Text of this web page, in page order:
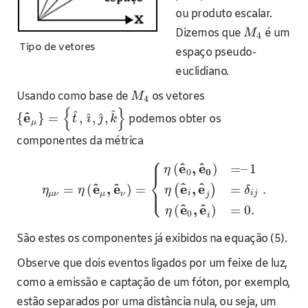
Tipo de vetores
ou produto escalar.
Dizemos que M4 é um
espaço pseudo-
euclidiano.
Usando como base de M4 os vetores
{e
^μ } = { t
^, ı
^, ȷ
^, k
^} podemos obter os
componentes da métrica
ημν = η (e
^μ , e
^ν ) = ⎧
⎩
⎨⎪
⎪
η (e
^0, e
^0)
η (e
^i ,e
^j )
η (e
^0,e
^i )
=–1
= δij
= 0.
.
São estes os componentes já exibidos na equação (5).
Observe que dois eventos ligados por um feixe de luz,
como a emissão e captação de um fóton, por exemplo,
estão separados por uma distância nula, ou seja, um